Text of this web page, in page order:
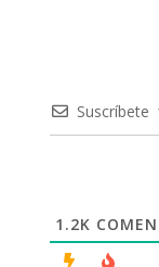
Suscríbete
1.2K